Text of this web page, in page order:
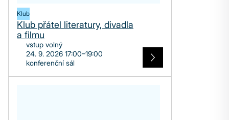
Klub
Klub přátel literatury, divadla
a filmu
vstup volný
24. 9. 2026 17:00–19:00
konferenční sál